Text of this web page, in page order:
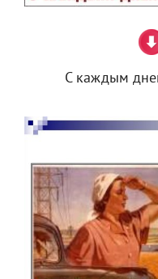
С каждым